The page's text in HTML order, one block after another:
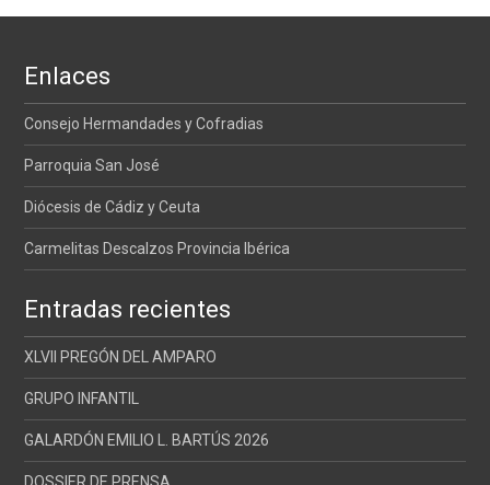
Enlaces
Consejo Hermandades y Cofradias
Parroquia San José
Diócesis de Cádiz y Ceuta
Carmelitas Descalzos Provincia Ibérica
Entradas recientes
XLVII PREGÓN DEL AMPARO
GRUPO INFANTIL
GALARDÓN EMILIO L. BARTÚS 2026